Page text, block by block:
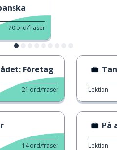
70 ord/fraser
Företag
21 ord/fraser
14 ord/fraser
Lektion
På
Lektion